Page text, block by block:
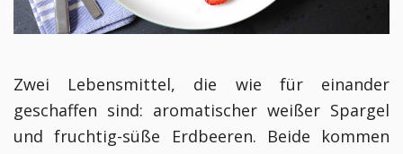
Zwei Lebensmittel, die wie für einander
geschaffen sind: aromatischer weißer Spargel
und fruchtig-süße Erdbeeren. Beide kommen